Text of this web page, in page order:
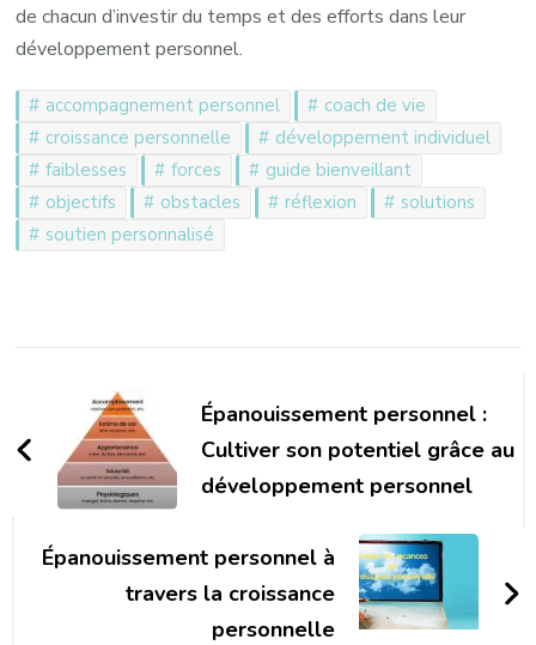
de chacun d’investir du temps et des efforts dans leur
développement personnel.
accompagnement personnel
coach de vie
croissance personnelle
développement individuel
faiblesses
forces
guide bienveillant
objectifs
obstacles réflexion
solutions
soutien personnalisé
d'article
Épanouissement personnel :
Cultiver son potentiel grâce au
développement personnel
Épanouissement personnel à
travers la croissance
personnelle